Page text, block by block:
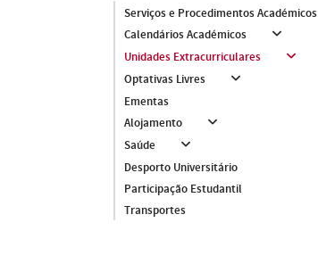
Serviços e Procedimentos Académicos
Calendários Académicos
Unidades Extracurriculares
Optativas Livres
Ementas
Alojamento
Saúde
Desporto Universitário
Participação Estudantil
Transportes